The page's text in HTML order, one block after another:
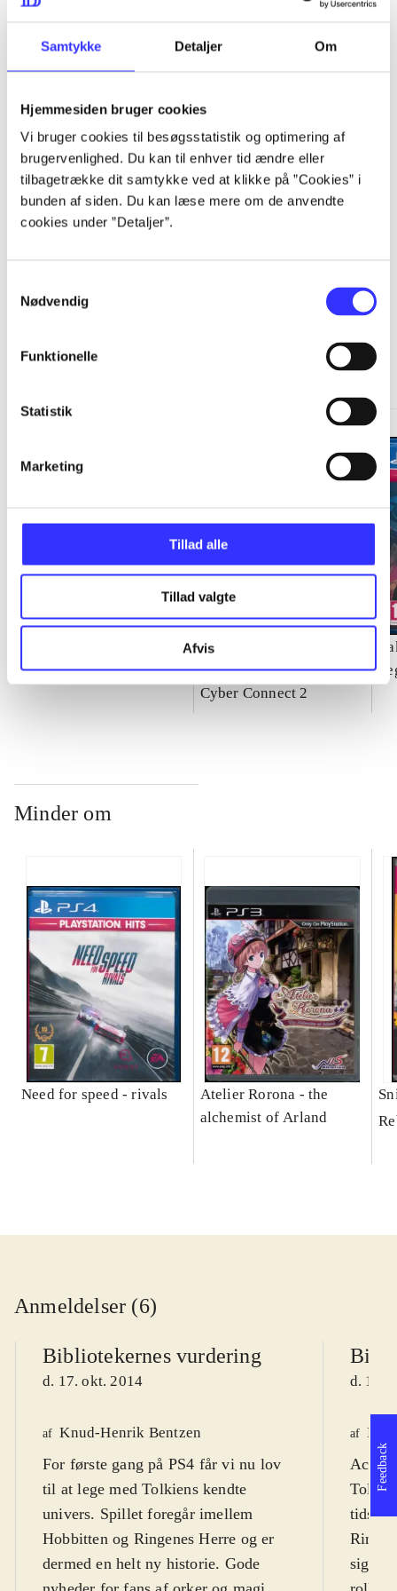
Samtykke Detaljer Om
Hjemmesiden bruger cookies
Vi bruger cookies til besøgsstatistik og optimering af
brugervenlighed. Du kan til enhver tid ændre eller
tilbagetrække dit samtykke ved at klikke på ”Cookies” i
bunden af siden. Du kan læse mere om de anvendte
cookies under ”Detaljer”.
Nødvendig
Funktionelle
Statistik
Marketing
Tillad alle
Tillad valgte
Afvis
...
...
Naruto Shippuden -
ultimate ninja storm 4
Cyber Connect 2
Minder om
Need for speed - rivals
Atelier Rorona - the
alchemist of Arland
Anmeldelser (6)
Bibliotekernes vurdering
d. 17. okt. 2014
af Knud-Henrik Bentzen
For første gang på PS4 får vi nu lov
til at lege med Tolkiens kendte
univers. Spillet foregår imellem
Hobbitten og Ringenes Herre og er
dermed en helt ny historie. Gode
d. 19.
af
sig til
Feedback